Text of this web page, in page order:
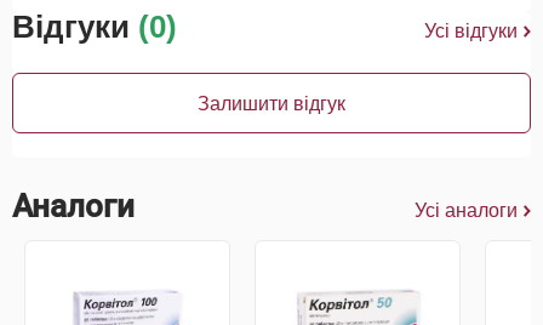
Відгуки (0) Усі відгуки
Залишити відгук
Аналоги Усі аналоги